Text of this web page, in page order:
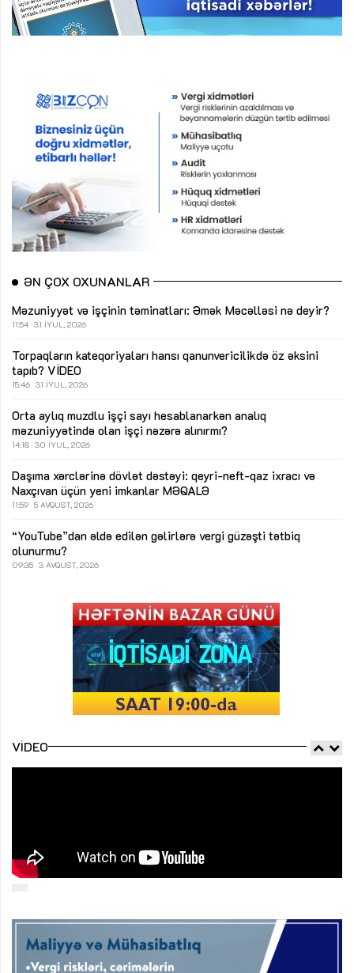
ƏN ÇOX OXUNANLAR
Məzuniyyət və işçinin təminatları: Əmək Məcəlləsi nə deyir?
11:54 31 İYUL, 2026
Torpaqların kateqoriyaları hansı qanunvericilikdə öz əksini
tapıb? VİDEO
15:46 31 İYUL, 2026
Orta aylıq muzdlu işçi sayı hesablanarkən analıq
məzuniyyətində olan işçi nəzərə alınırmı?
14:18 30 İYUL, 2026
Daşıma xərclərinə dövlət dəstəyi: qeyri-neft-qaz ixracı və
Naxçıvan üçün yeni imkanlar MƏQALƏ
11:59 5 AVQUST, 2026
“YouTube”dan əldə edilən gəlirlərə vergi güzəşti tətbiq
olunurmu?
09:35 3 AVQUST, 2026
VIDEO